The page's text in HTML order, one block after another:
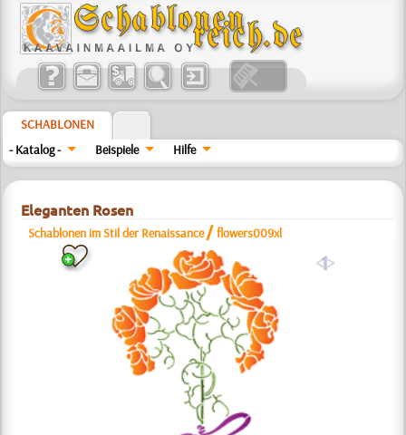
SCHABLONEN
- Katalog -
Beispiele Hilfe
Eleganten Rosen
Schablonen im Stil der Renaissance /flowers009xl
a